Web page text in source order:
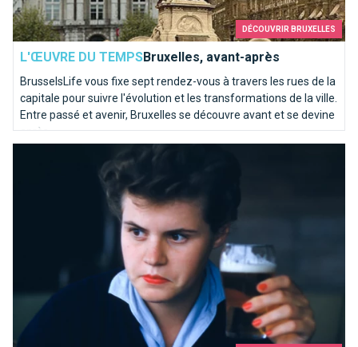
DÉCOUVRIR BRUXELLES
L'ŒUVRE DU TEMPSBruxelles, avant-après
BrusselsLife vous fixe sept rendez-vous à travers les rues de la
capitale pour suivre l'évolution et les transformations de la ville.
Entre passé et avenir, Bruxelles se découvre avant et se devine
après...
Dico Officiel des Jurons Bruxellois